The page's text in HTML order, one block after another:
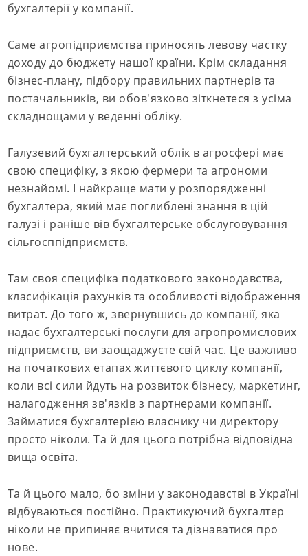
бухгалтерії у компанії.
Саме агропідприємства приносять левову частку
доходу до бюджету нашої країни. Крім складання
бізнес-плану, підбору правильних партнерів та
постачальників, ви обов'язково зіткнетеся з усіма
складнощами у веденні обліку.
Галузевий бухгалтерський облік в агросфері має
свою специфіку, з якою фермери та агрономи
незнайомі. І найкраще мати у розпорядженні
бухгалтера, який має поглиблені знання в цій
галузі і раніше вів бухгалтерське обслуговування
сільгосппідприємств.
Там своя специфіка податкового законодавства,
класифікація рахунків та особливості відображення
витрат. До того ж, звернувшись до компанії, яка
надає бухгалтерські послуги для агропромислових
підприємств, ви заощаджуєте свій час. Це важливо
на початкових етапах життєвого циклу компанії,
коли всі сили йдуть на розвиток бізнесу, маркетинг,
налагодження зв'язків з партнерами компанії.
Займатися бухгалтерією власнику чи директору
просто ніколи. Та й для цього потрібна відповідна
вища освіта.
Та й цього мало, бо зміни у законодавстві в Україні
відбуваються постійно. Практикуючий бухгалтер
ніколи не припиняє вчитися та дізнаватися про
нове.